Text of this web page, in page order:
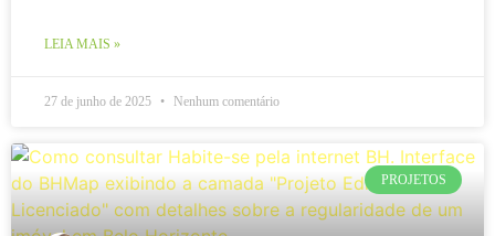
LEIA MAIS »
27 de junho de 2025 Nenhum comentário
PROJETOS